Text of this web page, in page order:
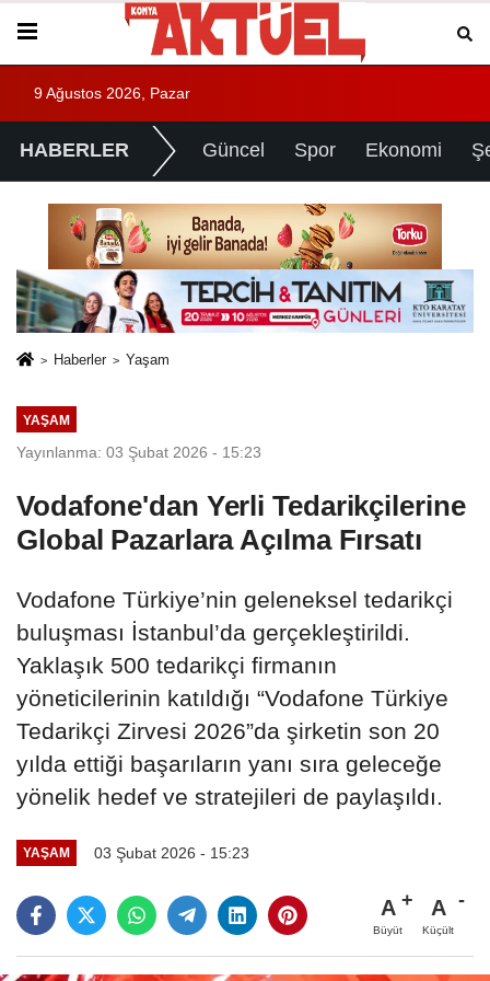
9 Ağustos 2026, Pazar
HABERLER Güncel Spor Ekonomi
Haberler Yaşam
YAŞAM
Yayınlanma: 03 Şubat 2026 - 15:23
Vodafone'dan Yerli Tedarikçilerine
Global Pazarlara Açılma Fırsatı
Vodafone Türkiye’nin geleneksel tedarikçi
buluşması İstanbul’da gerçekleştirildi.
Yaklaşık 500 tedarikçi firmanın
yöneticilerinin katıldığı “Vodafone Türkiye
Tedarikçi Zirvesi 2026”da şirketin son 20
yılda ettiği başarıların yanı sıra geleceğe
yönelik hedef ve stratejileri de paylaşıldı.
YAŞAM 03 Şubat 2026 - 15:23
A
Büyüt
A
Küçült